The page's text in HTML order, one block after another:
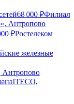
68 000 ₽Филиал
Антропово
₽Ростелеком
железные
Антропово
ITECO,